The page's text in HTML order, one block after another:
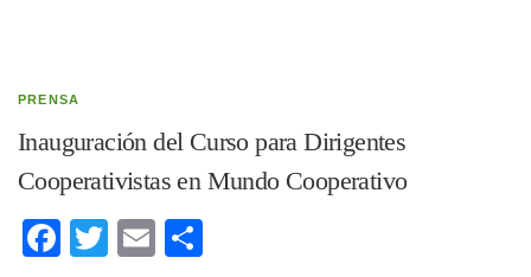
PRENSA
Inauguración del Curso para Dirigentes
Cooperativistas en Mundo Cooperativo
Facebook
TwitterEmail